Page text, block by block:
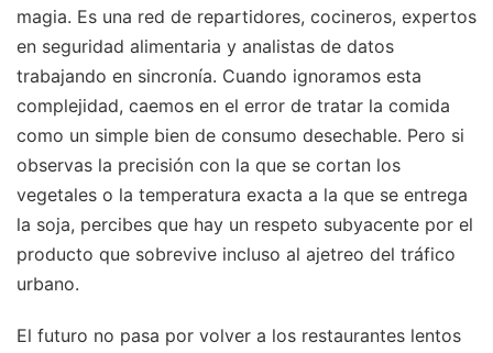
magia. Es una red de repartidores, cocineros, expertos
en seguridad alimentaria y analistas de datos
trabajando en sincronía. Cuando ignoramos esta
complejidad, caemos en el error de tratar la comida
como un simple bien de consumo desechable. Pero si
observas la precisión con la que se cortan los
vegetales o la temperatura exacta a la que se entrega
la soja, percibes que hay un respeto subyacente por el
producto que sobrevive incluso al ajetreo del tráfico
urbano.
El futuro no pasa por volver a los restaurantes lentos